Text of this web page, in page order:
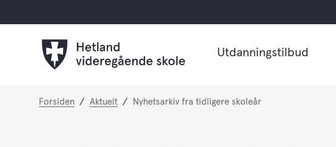
Utdanningstilbud
Du
Forsiden Aktuelt Nyhetsarkiv fra tidligere skoleår